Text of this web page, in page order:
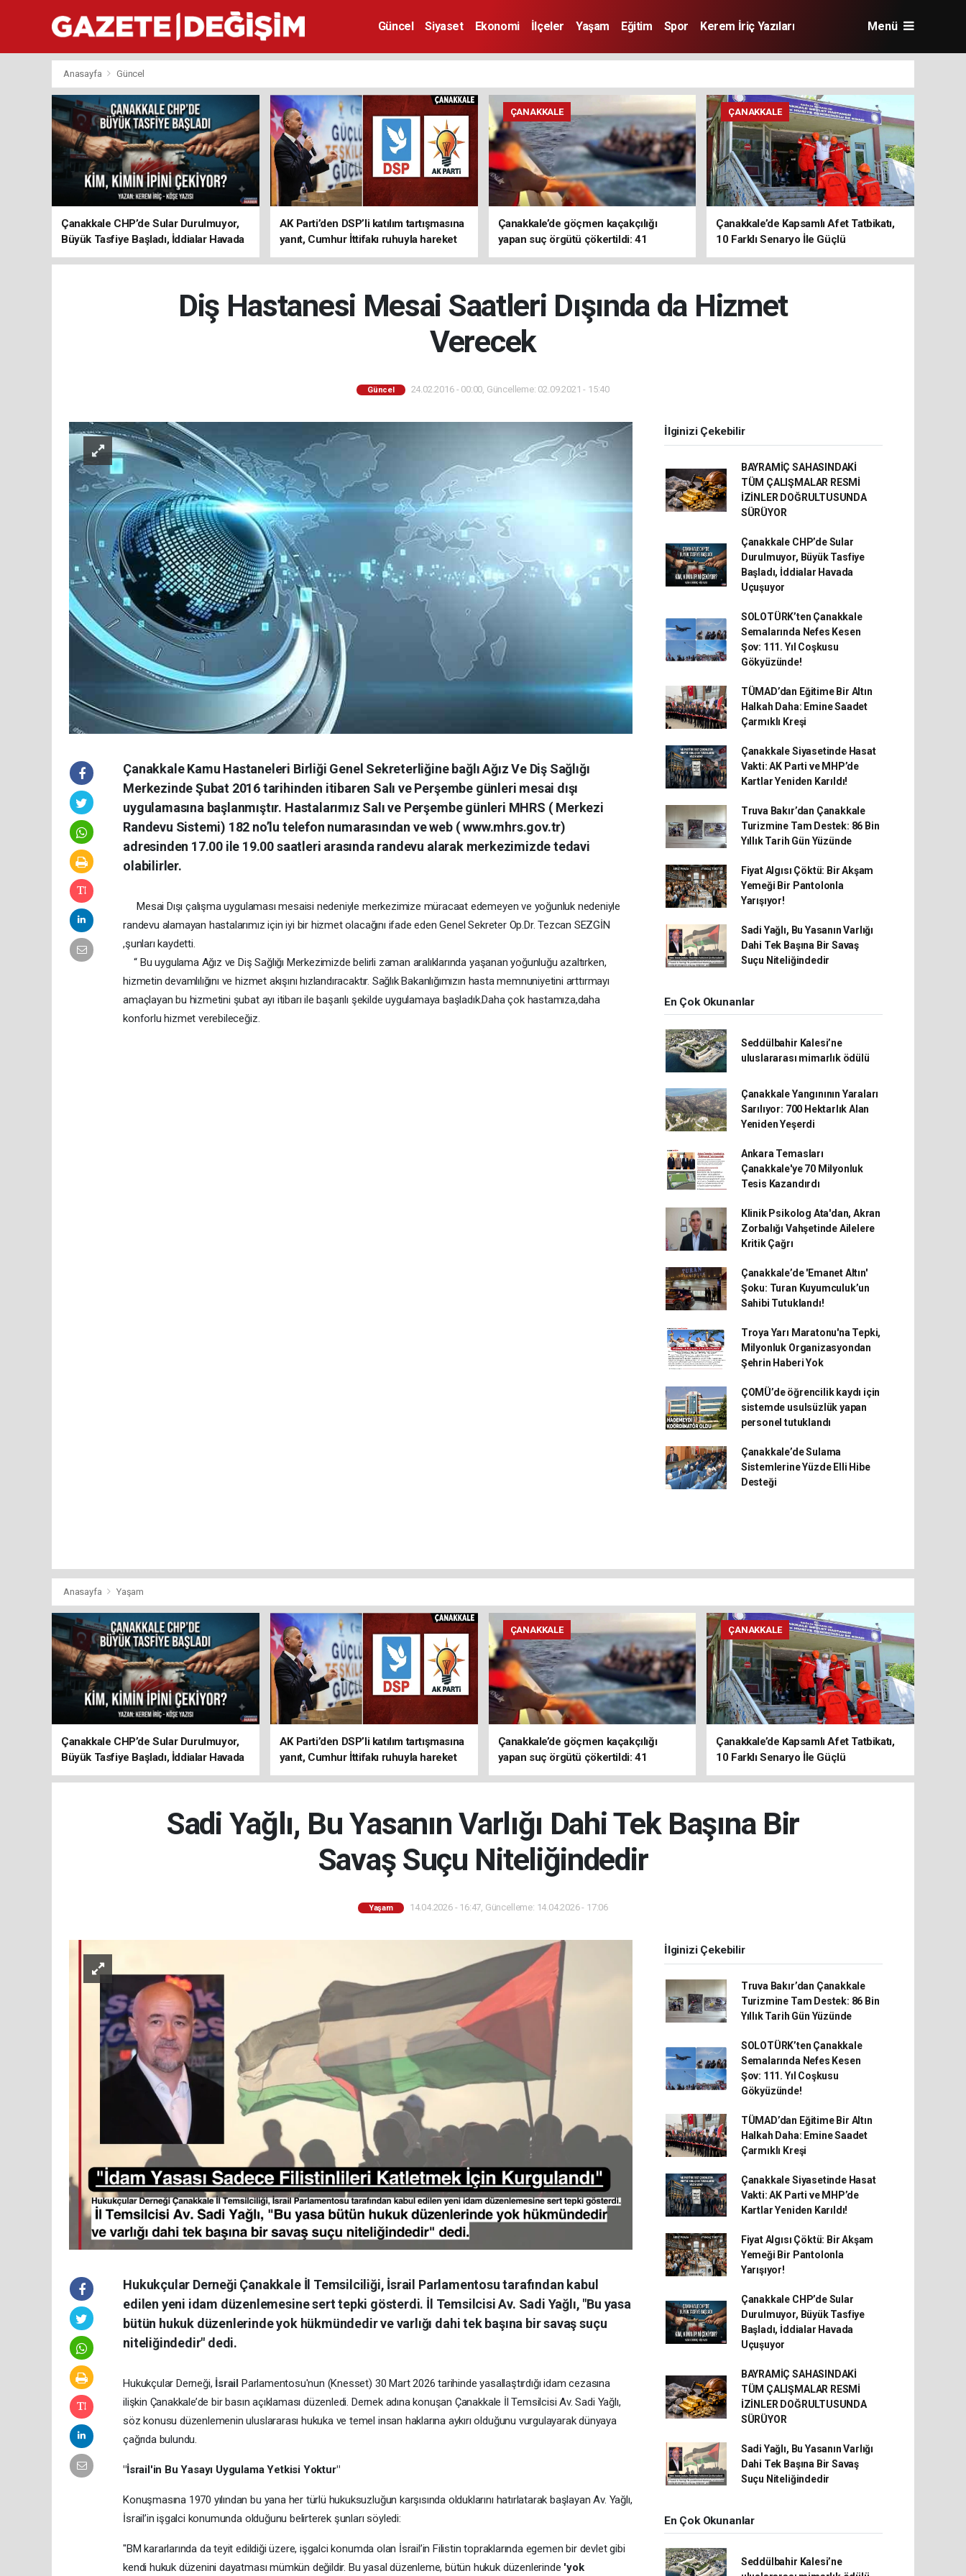
Güncel Siyaset Ekonomi İlçeler Yaşam Eğitim Spor Kerem İriç Yazıları Menü
Anasayfa Güncel
Çanakkale CHP’de Sular Durulmuyor,
Büyük Tasfiye Başladı, İddialar Havada
Uçuşuyor
AK Parti’den DSP’li katılım tartışmasına
yanıt, Cumhur İttifakı ruhuyla hareket
ediyoruz
ÇANAKKALE
Çanakkale’de göçmen kaçakçılığı
yapan suç örgütü çökertildi: 41
tutuklama
ÇANAKKALE
Çanakkale’de Kapsamlı Afet Tatbikatı,
10 Farklı Senaryo İle Güçlü
Koordinasyon
Diş Hastanesi Mesai Saatleri Dışında da Hizmet
Verecek
Güncel 24.02.2016 - 00:00, Güncelleme: 02.09.2021 - 15:40
Çanakkale Kamu Hastaneleri Birliği Genel Sekreterliğine bağlı Ağız Ve Diş Sağlığı
Merkezinde Şubat 2016 tarihinden itibaren Salı ve Perşembe günleri mesai dışı
uygulamasına başlanmıştır. Hastalarımız Salı ve Perşembe günleri MHRS ( Merkezi
Randevu Sistemi) 182 no’lu telefon numarasından ve web ( www.mhrs.gov.tr)
adresinden 17.00 ile 19.00 saatleri arasında randevu alarak merkezimizde tedavi
olabilirler.
Mesai Dışı çalışma uygulaması mesaisi nedeniyle merkezimize müracaat edemeyen ve yoğunluk nedeniyle
randevu alamayan hastalarımız için iyi bir hizmet olacağını ifade eden Genel Sekreter Op.Dr. Tezcan SEZGİN
,şunları kaydetti.
“ Bu uygulama Ağız ve Diş Sağlığı Merkezimizde belirli zaman aralıklarında yaşanan yoğunluğu azaltırken,
hizmetin devamlılığını ve hizmet akışını hızlandıracaktır. Sağlık Bakanlığımızın hasta memnuniyetini arttırmayı
amaçlayan bu hizmetini şubat ayı itibarı ile başarılı şekilde uygulamaya başladık.Daha çok hastamıza,daha
konforlu hizmet verebileceğiz.
İlginizi Çekebilir
BAYRAMİÇ SAHASINDAKİ
TÜM ÇALIŞMALAR RESMİ
İZİNLER DOĞRULTUSUNDA
SÜRÜYOR
Çanakkale CHP’de Sular
Durulmuyor, Büyük Tasfiye
Başladı, İddialar Havada
Uçuşuyor
SOLOTÜRK’ten Çanakkale
Semalarında Nefes Kesen
Şov: 111. Yıl Coşkusu
Gökyüzünde!
TÜMAD’dan Eğitime Bir Altın
Halkah Daha: Emine Saadet
Çarmıklı Kreşi
Çanakkale Siyasetinde Hasat
Vakti: AK Parti ve MHP’de
Kartlar Yeniden Karıldı!
Truva Bakır’dan Çanakkale
Turizmine Tam Destek: 86 Bin
Yıllık Tarih Gün Yüzünde
Fiyat Algısı Çöktü: Bir Akşam
Yemeği Bir Pantolonla
Yarışıyor!
Sadi Yağlı, Bu Yasanın Varlığı
Dahi Tek Başına Bir Savaş
Suçu Niteliğindedir
En Çok Okunanlar
Seddülbahir Kalesi’ne
uluslararası mimarlık ödülü
Çanakkale Yangınının Yaraları
Sarılıyor: 700 Hektarlık Alan
Yeniden Yeşerdi
Ankara Temasları
Çanakkale'ye 70 Milyonluk
Tesis Kazandırdı
Klinik Psikolog Ata'dan, Akran
Zorbalığı Vahşetinde Ailelere
Kritik Çağrı
Çanakkale’de 'Emanet Altın'
Şoku: Turan Kuyumculuk’un
Sahibi Tutuklandı!
Troya Yarı Maratonu'na Tepki,
Milyonluk Organizasyondan
Şehrin Haberi Yok
ÇOMÜ’de öğrencilik kaydı için
sistemde usulsüzlük yapan
personel tutuklandı
Çanakkale’de Sulama
Sistemlerine Yüzde Elli Hibe
Desteği
Anasayfa Yaşam
Çanakkale CHP’de Sular Durulmuyor,
Büyük Tasfiye Başladı, İddialar Havada
Uçuşuyor
AK Parti’den DSP’li katılım tartışmasına
yanıt, Cumhur İttifakı ruhuyla hareket
ediyoruz
ÇANAKKALE
Çanakkale’de göçmen kaçakçılığı
yapan suç örgütü çökertildi: 41
tutuklama
ÇANAKKALE
Çanakkale’de Kapsamlı Afet Tatbikatı,
10 Farklı Senaryo İle Güçlü
Koordinasyon
Sadi Yağlı, Bu Yasanın Varlığı Dahi Tek Başına Bir
Savaş Suçu Niteliğindedir
Yaşam 14.04.2026 - 16:47, Güncelleme: 14.04.2026 - 17:06
Hukukçular Derneği Çanakkale İl Temsilciliği, İsrail Parlamentosu tarafından kabul
edilen yeni idam düzenlemesine sert tepki gösterdi. İl Temsilcisi Av. Sadi Yağlı, "Bu yasa
bütün hukuk düzenlerinde yok hükmündedir ve varlığı dahi tek başına bir savaş suçu
niteliğindedir" dedi.
Hukukçular Derneği, İsrail Parlamentosu'nun (Knesset) 30 Mart 2026 tarihinde yasallaştırdığı idam cezasına
ilişkin Çanakkale’de bir basın açıklaması düzenledi. Dernek adına konuşan Çanakkale İl Temsilcisi Av. Sadi Yağlı,
söz konusu düzenlemenin uluslararası hukuka ve temel insan haklarına aykırı olduğunu vurgulayarak dünyaya
çağrıda bulundu.
"İsrail'in Bu Yasayı Uygulama Yetkisi Yoktur"
Konuşmasına 1970 yılından bu yana her türlü hukuksuzluğun karşısında olduklarını hatırlatarak başlayan Av. Yağlı,
İsrail’in işgalci konumunda olduğunu belirterek şunları söyledi:
"BM kararlarında da teyit edildiği üzere, işgalci konumda olan İsrail’in Filistin topraklarında egemen bir devlet gibi
kendi hukuk düzenini dayatması mümkün değildir. Bu yasal düzenleme, bütün hukuk düzenlerinde 'yok
İlginizi Çekebilir
Truva Bakır’dan Çanakkale
Turizmine Tam Destek: 86 Bin
Yıllık Tarih Gün Yüzünde
SOLOTÜRK’ten Çanakkale
Semalarında Nefes Kesen
Şov: 111. Yıl Coşkusu
Gökyüzünde!
TÜMAD’dan Eğitime Bir Altın
Halkah Daha: Emine Saadet
Çarmıklı Kreşi
Çanakkale Siyasetinde Hasat
Vakti: AK Parti ve MHP’de
Kartlar Yeniden Karıldı!
Fiyat Algısı Çöktü: Bir Akşam
Yemeği Bir Pantolonla
Yarışıyor!
Çanakkale CHP’de Sular
Durulmuyor, Büyük Tasfiye
Başladı, İddialar Havada
Uçuşuyor
BAYRAMİÇ SAHASINDAKİ
TÜM ÇALIŞMALAR RESMİ
İZİNLER DOĞRULTUSUNDA
SÜRÜYOR
Sadi Yağlı, Bu Yasanın Varlığı
Dahi Tek Başına Bir Savaş
Suçu Niteliğindedir
En Çok Okunanlar
Seddülbahir Kalesi’ne